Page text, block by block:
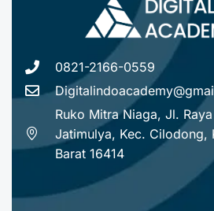
0821-2166-0559
Ruko Mitra Niaga, Jl.
Jatimulya, Kec. Cilodong,
Barat 16414